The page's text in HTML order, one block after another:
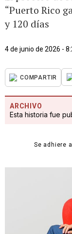
“Puerto Rico
y 120 días
4 de junio de 2026 -
COMPARTIR
ARCHIVO
Esta historia fue
Se adhiere